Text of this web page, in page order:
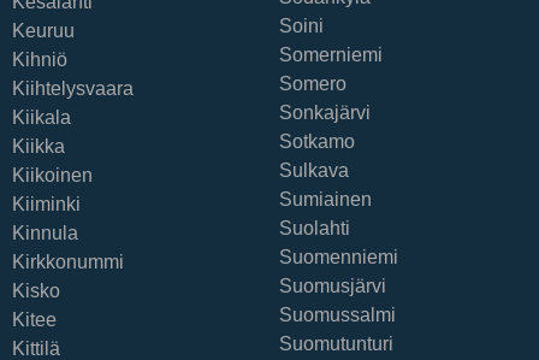
Keuruu
Kihniö
Kiihtelysvaara
Kiikala
Kiikka
Kiikoinen
Kiiminki
Kinnula
Kirkkonummi
Kisko
Kitee
Kittilä
Soini
Somerniemi
Somero
Sonkajärvi
Sotkamo
Sulkava
Sumiainen
Suolahti
Suomenniemi
Suomusjärvi
Suomussalmi
Suomutunturi